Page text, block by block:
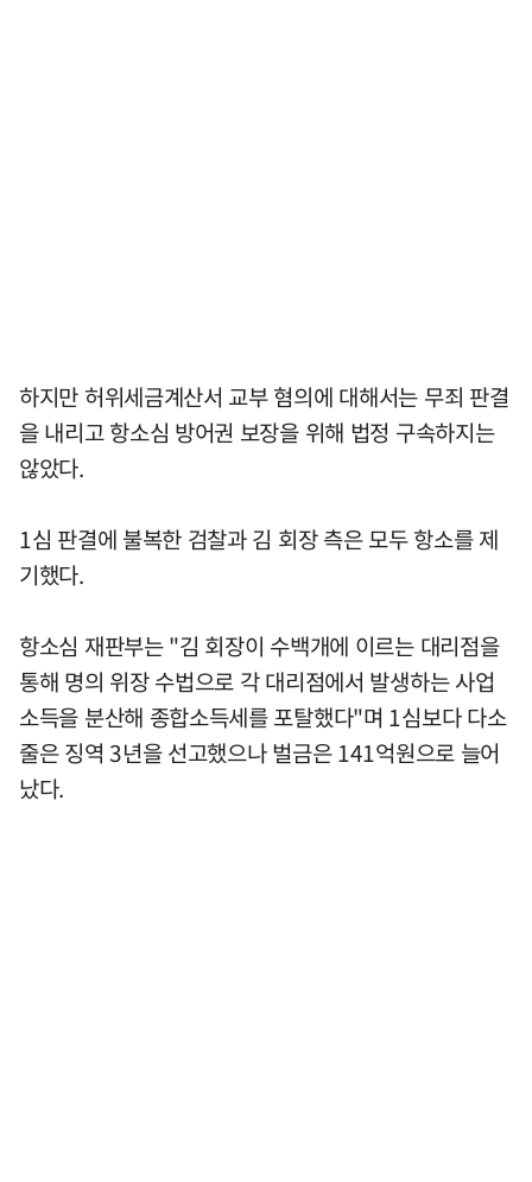
하지만 허위세금계산서 교부 혐의에 대해서는 무죄 판결
을 내리고 항소심 방어권 보장을 위해 법정 구속하지는
않았다.
1심 판결에 불복한 검찰과 김 회장 측은 모두 항소를 제
기했다.
항소심 재판부는 "김 회장이 수백개에 이르는 대리점을
통해 명의 위장 수법으로 각 대리점에서 발생하는 사업
소득을 분산해 종합소득세를 포탈했다"며 1심보다 다소
줄은 징역 3년을 선고했으나 벌금은 141억원으로 늘어
났다.